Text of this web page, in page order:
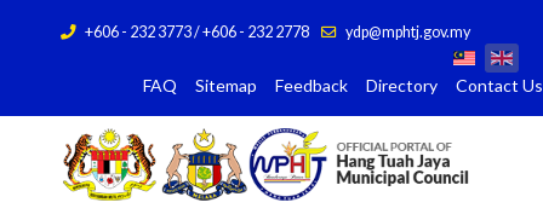
+606 - 232 3773 / +606 - 232 2778 ydp@mphtj.gov.my
FAQ Sitemap Feedback Directory Contact Us